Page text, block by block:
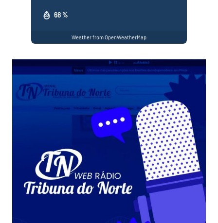
68 %
Weather from OpenWeatherMap